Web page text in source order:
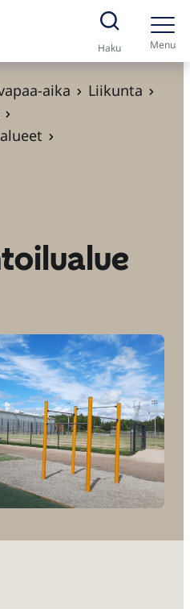
Haku Menu
aika
Liikunta